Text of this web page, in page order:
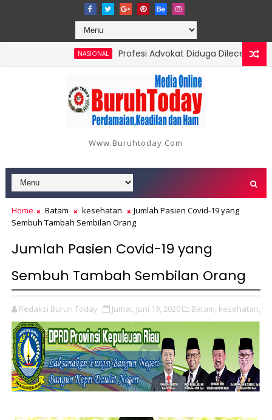
NASIONAL
Profesi Advokat Diduga Dilecehkan Saat
Berikut Data dan Kronologinya
Www.buruhtoday.com
Home Batam kesehatan
Jumlah Pasien Covid-19 yang
Sembuh Tambah Sembilan Orang
Jumlah Pasien Covid-19 yang
Sembuh Tambah Sembilan Orang
Redaksi Buruh Today Jumat, Juni 19, 2020 Batam, kesehatan,